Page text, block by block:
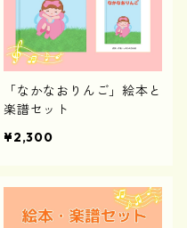
「なかなおりんご」絵本と
楽譜セット
¥2,300